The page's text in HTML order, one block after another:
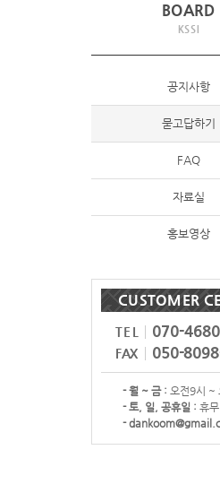
BOARD
KSSI
공지사항
묻고답하기
FAQ
자료실
홍보영상
CUSTOMER
TEL 070-
FAX 050-
- 월 ~ 금 : 오전9시 ~
- 토, 일, 공휴일 : 휴무
-